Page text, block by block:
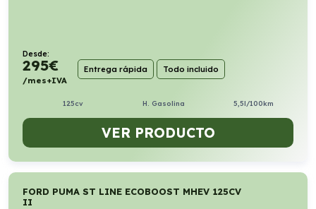
Desde:
295€
/mes+IVA
Entrega rápida Todo incluido
125cv H. Gasolina 5,5l/100km
VER PRODUCTO
FORD PUMA ST LINE ECOBOOST MHEV 125CV
II